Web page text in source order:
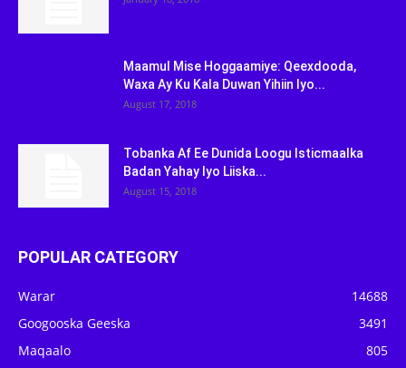
Maamul Mise Hoggaamiye: Qeexdooda,
Waxa Ay Ku Kala Duwan Yihiin Iyo...
August 17, 2018
Tobanka Af Ee Dunida Loogu Isticmaalka
Badan Yahay Iyo Liiska...
August 15, 2018
POPULAR CATEGORY
Warar
14688
Googooska Geeska
3491
Maqaalo
805